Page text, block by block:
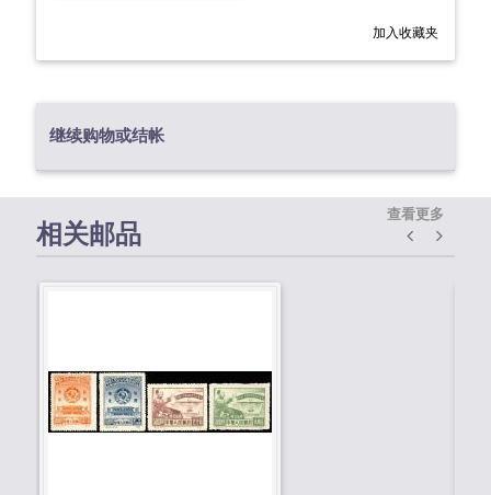
加入收藏夹
继续购物或结帐
相关邮品
查看更多